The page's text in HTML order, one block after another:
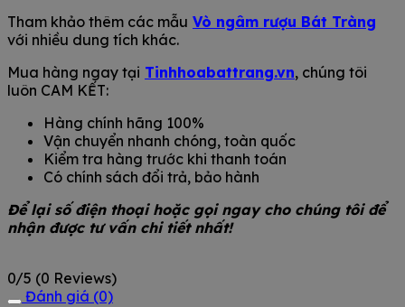
Tham khảo thêm các mẫu Vò ngâm rượu Bát Tràng
với nhiều dung tích khác.
Mua hàng ngay tại Tinhhoabattrang.vn, chúng tôi
luôn CAM KẾT:
Hàng chính hãng 100%
Vận chuyển nhanh chóng, toàn quốc
Kiểm tra hàng trước khi thanh toán
Có chính sách đổi trả, bảo hành
Để lại số điện thoại hoặc gọi ngay cho chúng tôi để
nhận được tư vấn chi tiết nhất!
0/5 (0 Reviews)
Đánh giá (0)